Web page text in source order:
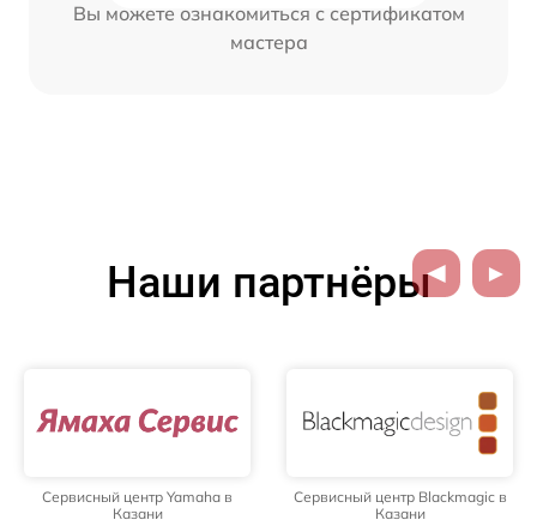
Вы можете ознакомиться с сертификатом
мастера
Наши партнёры
Сервисный центр Yamaha в
Казани
Сервисный центр Blackmagic в
Казани